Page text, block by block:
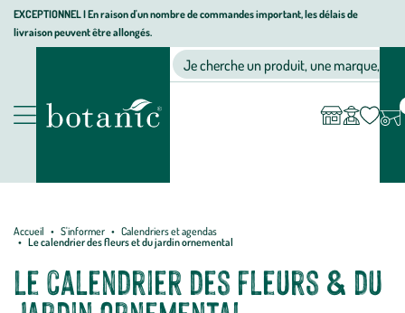
Aller
Aller
au
Aller
au
page
EXCEPTIONNEL I En raison d'un nombre de commandes important, les délais de
livraison peuvent être allongés.
Nos
animalerie,
décoration,
botanic®
Je cherche un produit, une marque, un
compte
Accueil S'informer
Calendriers et agendas
Le calendrier des fleurs et du jardin ornemental
Le calendrier des fleurs & du